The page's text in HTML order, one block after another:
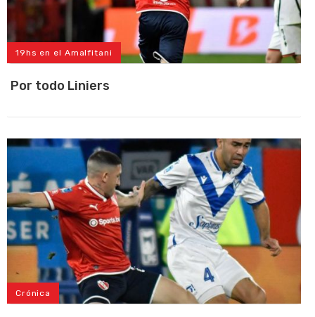
19hs en el Amalfitani
Por todo Liniers
Crónica